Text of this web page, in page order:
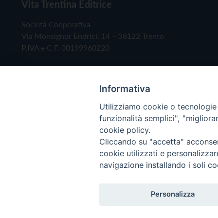
Vita Trentina Editrice
Società Cooperativa
Via Monsignor Endrici, 14 – 38122 Trento
P.IVA e C.F. 00199960220
Copyright © 2019 - Tutti i diritti riservati - Vita
Informativa
Utilizziamo cookie o
funzionalità semplici",
cookie policy.
Cliccando su "accetta"
cookie utilizzati e
navigazione installando i soli
Personalizza